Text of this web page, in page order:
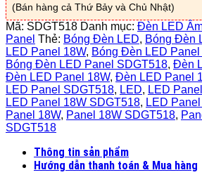
số
lượng
(Bán hàng cả Thứ Bảy và Chủ Nhật)
Mã: SDGT518 Danh mục: Đèn LED
Panel Thẻ: Bóng Đèn LED, Bóng Đèn
LED Panel 18W, Bóng Đèn LED
Bóng Đèn LED Panel SDGT518, Đèn
Đèn LED Panel 18W, Đèn LED Panel
LED Panel SDGT518, LED, LED Panel
LED Panel 18W SDGT518, LED
Panel 18W, Panel 18W SDGT518,
SDGT518
Thông tin sản phẩm
Hướng dẫn thanh toán & Mua hàng